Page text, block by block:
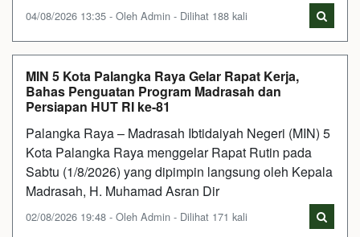
04/08/2026 13:35 - Oleh Admin - Dilihat 188 kali
MIN 5 Kota Palangka Raya Gelar Rapat Kerja,
Bahas Penguatan Program Madrasah dan
Persiapan HUT RI ke-81
Palangka Raya – Madrasah Ibtidaiyah Negeri (MIN) 5
Kota Palangka Raya menggelar Rapat Rutin pada
Sabtu (1/8/2026) yang dipimpin langsung oleh Kepala
Madrasah, H. Muhamad Asran Dir
02/08/2026 19:48 - Oleh Admin - Dilihat 171 kali